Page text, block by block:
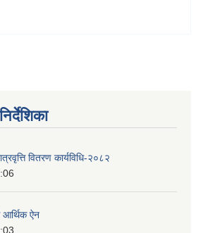
वितरण कार्यविधि-२०८२
ऐन